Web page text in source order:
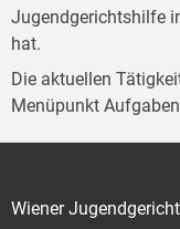
Jugendgerichtshilfe
hat.
Die aktuellen
Menüpunkt
Wiener